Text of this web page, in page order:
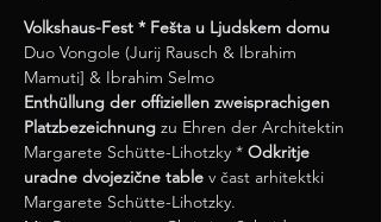
Volkshaus-Fest * Fešta u Ljudskem domu
Duo Vongole (Jurij Rausch & Ibrahim
Mamuti] & Ibrahim Selmo
Enthüllung der offiziellen zweisprachigen
Platzbezeichnung zu Ehren der Architektin
Margarete Schütte-Lihotzky * Odkritje
uradne dvojezične table v čast arhitektki
Margarete Schütte-Lihotzky.